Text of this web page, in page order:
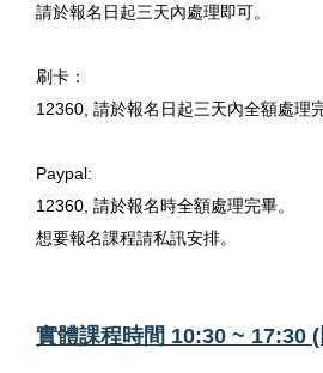
請於報名日起三天內處理即可。
刷卡：
12360, 請於報名日起三天內全額處理完
Paypal:
12360, 請於報名時全額處理完畢。
想要報名課程請私訊安排。
實體課程時間 10:30 ~ 17:30 (